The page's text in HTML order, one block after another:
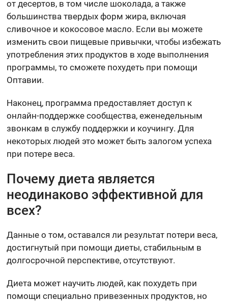
от десертов, в том числе шоколада, а также
большинства твердых форм жира, включая
сливочное и кокосовое масло. Если вы можете
изменить свои пищевые привычки, чтобы избежать
употребления этих продуктов в ходе выполнения
программы, то сможете похудеть при помощи
Оптавии.
Наконец, программа предоставляет доступ к
онлайн-поддержке сообщества, еженедельным
звонкам в службу поддержки и коучингу. Для
некоторых людей это может быть залогом успеха
при потере веса.
Почему диета является
неодинаково эффективной для
всех?
Данные о том, оставался ли результат потери веса,
достигнутый при помощи диеты, стабильным в
долгосрочной перспективе, отсутствуют.
Диета может научить людей, как похудеть при
помощи специально привезенных продуктов, но